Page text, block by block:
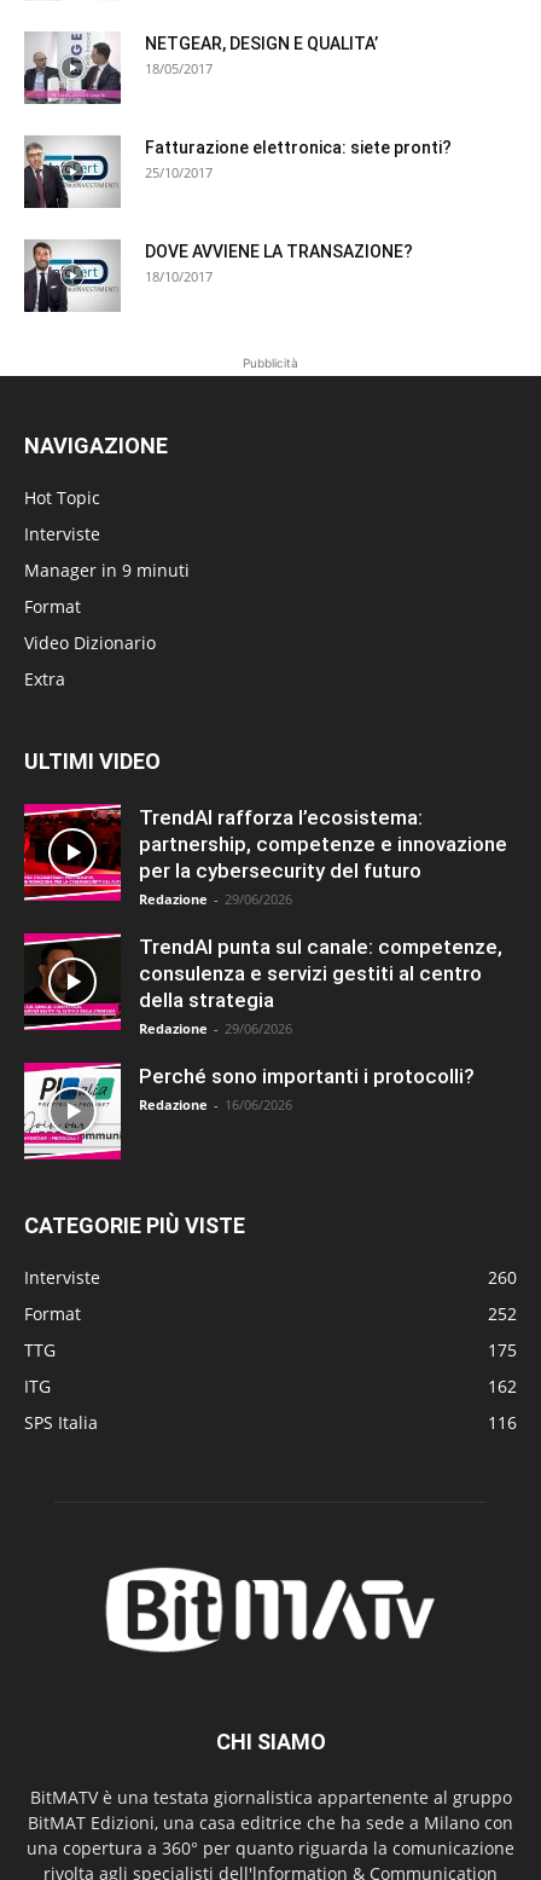
NETGEAR, DESIGN E QUALITA’
18/05/2017
Fatturazione elettronica: siete pronti?
25/10/2017
DOVE AVVIENE LA TRANSAZIONE?
18/10/2017
Pubblicità
NAVIGAZIONE
Hot Topic
Interviste
Manager in 9 minuti
Format
Video Dizionario
Extra
ULTIMI VIDEO
TrendAI rafforza l’ecosistema:
partnership, competenze e innovazione
per la cybersecurity del futuro
Redazione - 29/06/2026
TrendAI punta sul canale: competenze,
consulenza e servizi gestiti al centro
della strategia
Redazione - 29/06/2026
Perché sono importanti i protocolli?
Redazione - 16/06/2026
CATEGORIE PIÙ VISTE
Interviste
260
Format
252
TTG
175
ITG
162
SPS Italia
116
CHI SIAMO
BitMATV è una testata giornalistica appartenente al gruppo
BitMAT Edizioni, una casa editrice che ha sede a Milano con
una copertura a 360° per quanto riguarda la comunicazione
rivolta agli specialisti dell'lnformation & Communication